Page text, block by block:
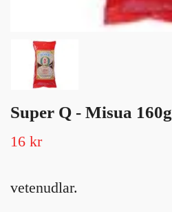
Super Q - Misua 160g
16 kr
vetenudlar.